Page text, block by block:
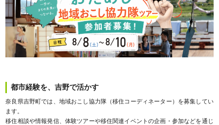
都市経験を、吉野で活かす
奈良県吉野町では、地域おこし協力隊（移住コーディネーター）を募集してい
ます。
移住相談や情報発信、体験ツアーや移住関連イベントの企画・参加などを通じ